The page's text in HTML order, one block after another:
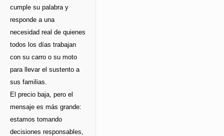
cumple su palabra y
responde a una
necesidad real de quienes
todos los días trabajan
con su carro o su moto
para llevar el sustento a
sus familias.
El precio baja, pero el
mensaje es más grande:
estamos tomando
decisiones responsables,